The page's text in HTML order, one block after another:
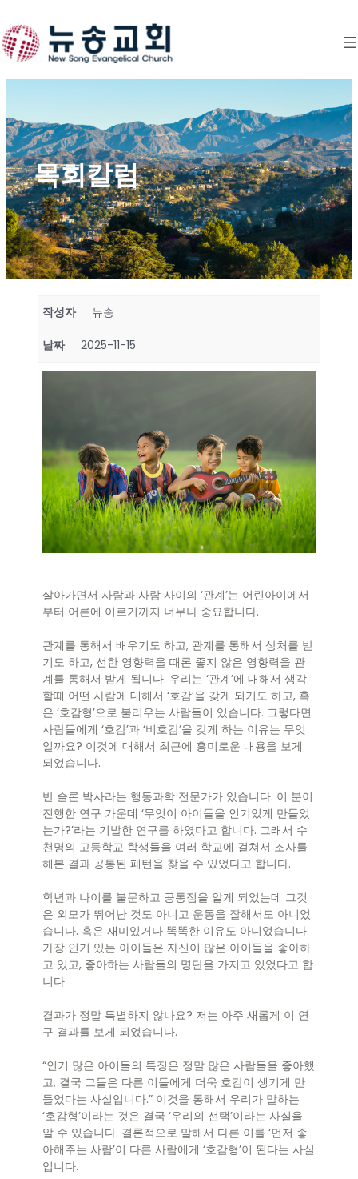
to
content
목회칼럼
작성자 뉴송
날짜 2025-11-15
살아가면서 사람과 사람 사이의 ‘관계’는 어린아이에서
부터 어른에 이르기까지 너무나 중요합니다.
관계를 통해서 배우기도 하고, 관계를 통해서 상처를 받
기도 하고, 선한 영향력을 때론 좋지 않은 영향력을 관
계를 통해서 받게 됩니다. 우리는 ‘관계’에 대해서 생각
할때 어떤 사람에 대해서 ‘호감’을 갖게 되기도 하고, 혹
은 ‘호감형’으로 불리우는 사람들이 있습니다. 그렇다면
사람들에게 ‘호감’과 ‘비호감’을 갖게 하는 이유는 무엇
일까요? 이것에 대해서 최근에 흥미로운 내용을 보게
되었습니다.
반 슬론 박사라는 행동과학 전문가가 있습니다. 이 분이
진행한 연구 가운데 ‘무엇이 아이들을 인기있게 만들었
는가?’라는 기발한 연구를 하였다고 합니다. 그래서 수
천명의 고등학교 학생들을 여러 학교에 걸쳐서 조사를
해본 결과 공통된 패턴을 찾을 수 있었다고 합니다.
학년과 나이를 불문하고 공통점을 알게 되었는데 그것
은 외모가 뛰어난 것도 아니고 운동을 잘해서도 아니었
습니다. 혹은 재미있거나 똑똑한 이유도 아니었습니다.
가장 인기 있는 아이들은 자신이 많은 아이들을 좋아하
고 있고, 좋아하는 사람들의 명단을 가지고 있었다고 합
니다.
결과가 정말 특별하지 않나요? 저는 아주 새롭게 이 연
구 결과를 보게 되었습니다.
“인기 많은 아이들의 특징은 정말 많은 사람들을 좋아했
고, 결국 그들은 다른 이들에게 더욱 호감이 생기게 만
들었다는 사실입니다.” 이것을 통해서 우리가 말하는
‘호감형’이라는 것은 결국 ‘우리의 선택’이라는 사실을
알 수 있습니다. 결론적으로 말해서 다른 이를 ‘먼저 좋
아해주는 사람’이 다른 사람에게 ‘호감형’이 된다는 사실
입니다.